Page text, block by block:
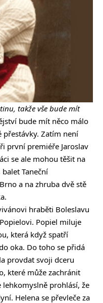
takže vše bude mít
bude mít něco málo
Zatím není
první premiéře Jaroslav
se ale mohou těšit na
Taneční
a na zhruba dvě stě
hraběti Boleslavu
Popiel miluje
která když spatří
oka. Do toho se přidá
provdat svoji dceru
které může zachránit
prohlásí, že
Helena se převleče za